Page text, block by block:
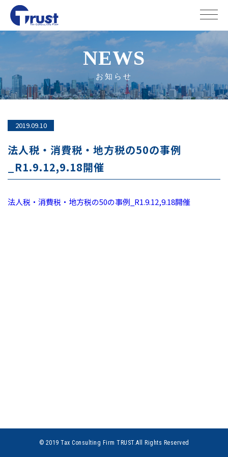
NEWS
お知らせ
2019.09.10
法人税・消費税・地方税の50の事例
_R1.9.12,9.18開催
法人税・消費税・地方税の50の事例_R1.9.12,9.18開催
© 2019 Tax Consulting Firm TRUST.All Rights Reserved